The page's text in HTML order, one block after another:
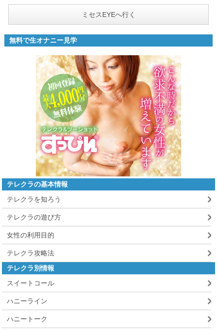
ミセスEYEへ行く
無料で生オナニー見学
テレクラの基本情報
テレクラを知ろう
テレクラの遊び方
女性の利用目的
テレクラ攻略法
テレクラ別情報
スイートコール
ハニーライン
ハニートーク